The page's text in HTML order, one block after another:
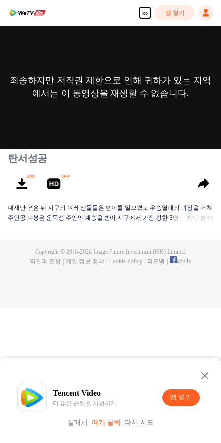
ko 앱 열기
Tencent Video
더 많은 콘텐츠 시청하기
앱 열기
실패시 여기 클릭 다시 시도
앱 열기
죄송하지만 저작권 제한으로 인해 귀하가 있는 지역
에서는 이 동영상을 재생할 수 없습니다.
탄서성공
대재난 겪은 뒤 지구의 여러 생물들은 변이를 일으켰고 우승열패의 과정을 거쳐
주인공 나봉은 운묵성 주인의 계승을 받아 지구에서 가장 강한 3명의 인간 중 한
전부[모두]
Copyright © 2016-2026Image Future Investment (HK) Limited.
약관과 조항
개인 정보 정책 Cookie Policy 피드백 @iflix